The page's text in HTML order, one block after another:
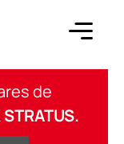
de
STRATUS.